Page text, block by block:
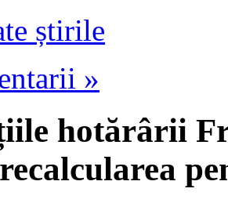
știrile
»
hotărârii